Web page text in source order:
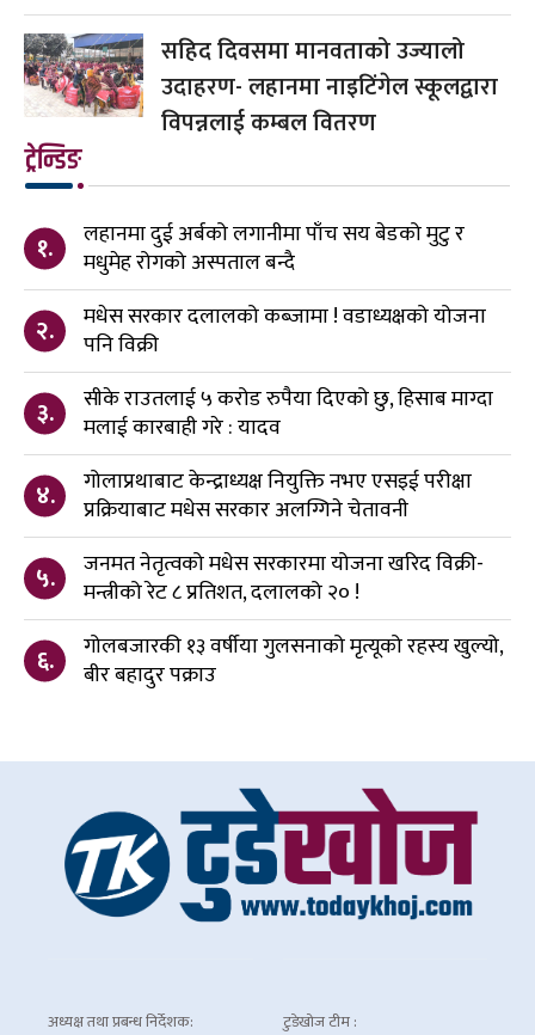
सहिद दिवसमा मानवताको उज्यालो
उदाहरण- लहानमा नाइटिंगेल स्कूलद्वारा
विपन्नलाई कम्बल वितरण
ट्रेन्डिङ
१.
लहानमा दुई अर्बको लगानीमा पाँच सय बेडको मुटु र
मधुमेह रोगको अस्पताल बन्दै
२.
मधेस सरकार दलालको कब्जामा ! वडाध्यक्षको योजना
पनि विक्री
३.
सीके राउतलाई ५ करोड रुपैया दिएको छु, हिसाब माग्दा
मलाई कारबाही गरे : यादव
४.
गोलाप्रथाबाट केन्द्राध्यक्ष नियुक्ति नभए एसइई परीक्षा
प्रक्रियाबाट मधेस सरकार अलग्गिने चेतावनी
५.
जनमत नेतृत्वको मधेस सरकारमा योजना खरिद विक्री-
मन्त्रीको रेट ८ प्रतिशत, दलालको २० !
६.
गोलबजारकी १३ वर्षीया गुलसनाको मृत्यूको रहस्य खुल्यो,
बीर बहादुर पक्राउ
अध्यक्ष तथा प्रबन्ध निर्देशक: टुडेखोज टीम :